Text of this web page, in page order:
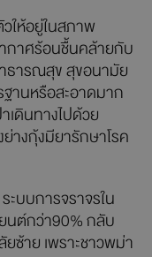
ให้อยู่ในสภาพ
กาศร้อนชื้นคล้ายกับ
ธารณสุข สุขอนามัย
ฐานหรือสะอาดมาก
ดินทางไปด้วย
ย่างกุ้งมียารักษาโรค
ะบบการจราจรใน
นต์กว่า90% กลับ
ซ้าย เพราะชาวพม่า